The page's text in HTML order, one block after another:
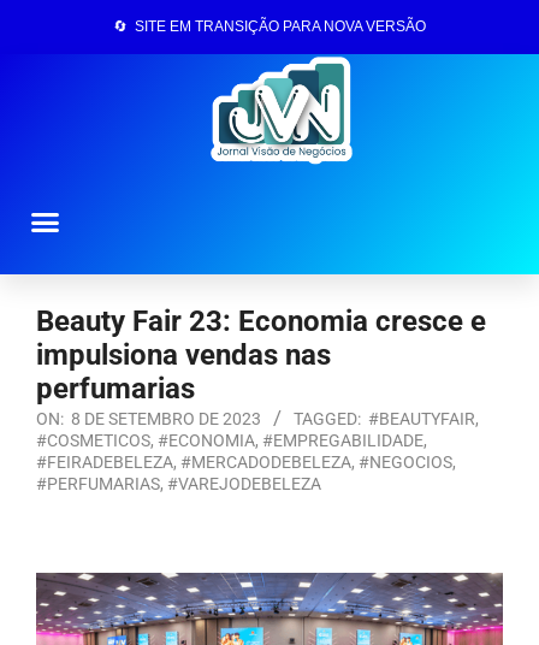
🔄 SITE EM TRANSIÇÃO PARA NOVA VERSÃO
Beauty Fair 23: Economia cresce e
impulsiona vendas nas
perfumarias
ON: 8 DE SETEMBRO DE 2023 TAGGED: #BEAUTYFAIR,
#COSMETICOS, #ECONOMIA, #EMPREGABILIDADE,
#FEIRADEBELEZA, #MERCADODEBELEZA, #NEGOCIOS,
#PERFUMARIAS, #VAREJODEBELEZA